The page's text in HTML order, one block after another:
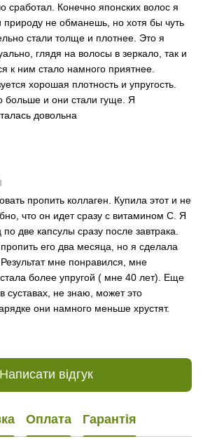
сработал. Конечно японских волос я
природу не обманешь, но хотя бы чуть
стали толще и плотнее. Это я
глядя на волосы в зеркало, так и
к ним стало намного приятнее.
хорошая плотность и упругость.
больше и они стали гуще. Я
довольна
пропить коллаген. Купила этот и не
что он идет сразу с витамином С. Я
две капсулы сразу после завтрака.
его два месяца, но я сделала
мне понравился, мне
стала более упругой ( мне 40 лет). Еще
суставах, не знаю, может это
они намного меньше хрустят.
Написати відгук
Оплата Гарантія